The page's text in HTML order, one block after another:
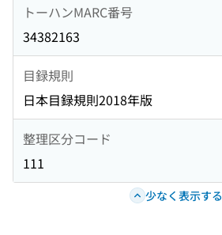
トーハンMARC番号
34382163
目録規則
日本目録規則2018年版
整理区分コード
111
少なく表示する